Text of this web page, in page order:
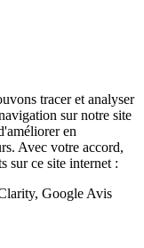
tracer et analyser
sur notre site
en
Avec votre accord,
sur ce site internet :
Google Avis